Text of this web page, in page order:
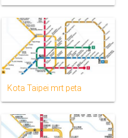
Kota Taipei mrt peta